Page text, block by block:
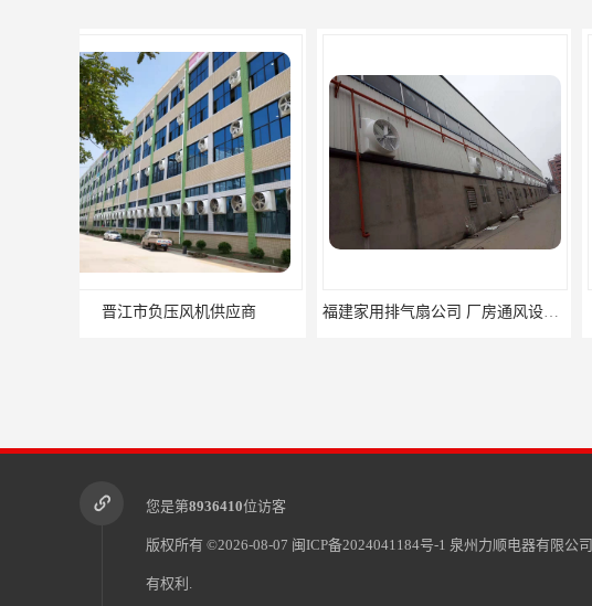
南平市顺昌县负压风机供应商
您是第8936410位访客
版权所有 ©2026-08-07 闽ICP备2024041184号-1 泉州力顺电器有限公司
有权利.